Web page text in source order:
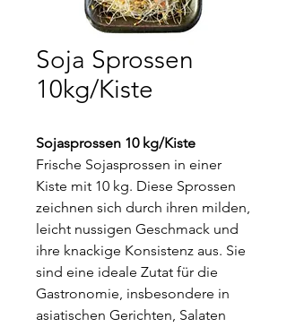
Soja Sprossen
10kg/Kiste
Sojasprossen 10 kg/Kiste
Frische Sojasprossen in einer
Kiste mit 10 kg. Diese Sprossen
zeichnen sich durch ihren milden,
leicht nussigen Geschmack und
ihre knackige Konsistenz aus. Sie
sind eine ideale Zutat für die
Gastronomie, insbesondere in
asiatischen Gerichten, Salaten